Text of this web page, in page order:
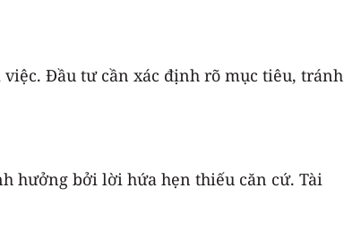
Đầu tư cần xác định rõ mục tiêu, tránh
hưởng bởi lời hứa hẹn thiếu căn cứ. Tài